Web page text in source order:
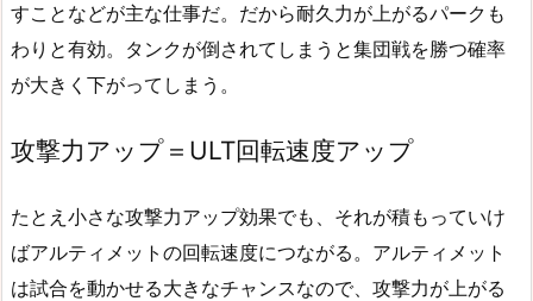
すことなどが主な仕事だ。だから耐久力が上がるパークも
わりと有効。タンクが倒されてしまうと集団戦を勝つ確率
が大きく下がってしまう。
攻撃力アップ＝ULT回転速度アップ
たとえ小さな攻撃力アップ効果でも、それが積もっていけ
ばアルティメットの回転速度につながる。アルティメット
は試合を動かせる大きなチャンスなので、攻撃力が上がる